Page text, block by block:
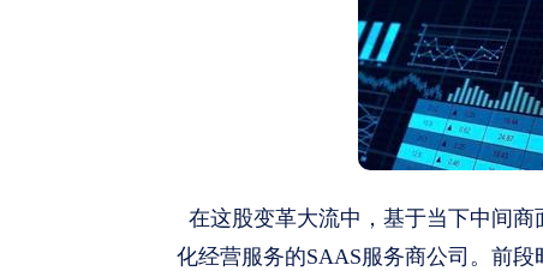
在这股变革大流中，基于当下中间
化经营服务的SAAS服务商公司。前